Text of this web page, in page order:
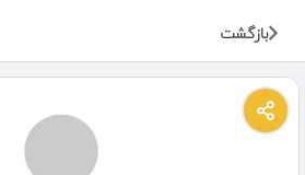
بازگشت